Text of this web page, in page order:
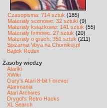
Czasopisma: 714 sztuk (185)
Materiały scenowe: 32 sztuki (9)
Materiały książkowe: 141 sztuk (55)
Materiały firmowe: 27 sztuk (20)
Materiały o grach: 351 sztuk (211)
Spiżarnia Voya na Chomikuj.pl
Bajtek Redux
Zasoby wiedzy
Atariki
XWiki
Gury's Atari 8-bit Forever
Atarimania
Atari Archives
Drygol's Retro Hacks
XL Search